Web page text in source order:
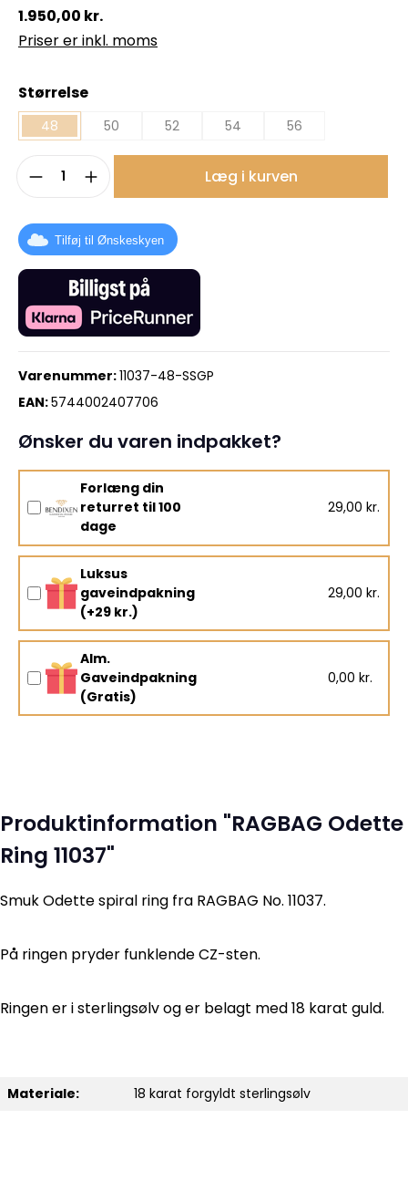
1.950,00 kr.
Priser er inkl. moms
Vælg
Størrelse
48 50 52 54 56
Produktmængde: Indtast det
Læg i kurven
Tilføj til Ønskeskyen
Varenummer:11037-48-SSGP
EAN:5744002407706
Ønsker du varen indpakket?
Forlæng din
returret til 100
dage
29,00 kr.
Luksus
gaveindpakning
(+29 kr.)
29,00 kr.
Alm.
Gaveindpakning
(Gratis)
0,00 kr.
Produktinformation "RAGBAG Odette
Ring 11037"
Smuk Odette spiral ring fra RAGBAG No. 11037.
På ringen pryder funklende CZ-sten.
Ringen er i sterlingsølv og er belagt med 18 karat guld.
Materiale: 18 karat forgyldt sterlingsølv